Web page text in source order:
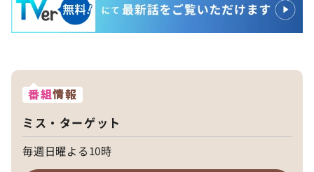
番組情報
ミス・ターゲット
毎週日曜よる10時